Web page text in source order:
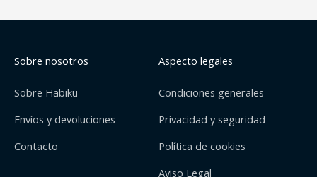
Sobre nosotros
Sobre Habiku
Envíos y devoluciones
Contacto
Aspecto legales
Condiciones generales
Privacidad y seguridad
Política de cookies
Aviso Legal